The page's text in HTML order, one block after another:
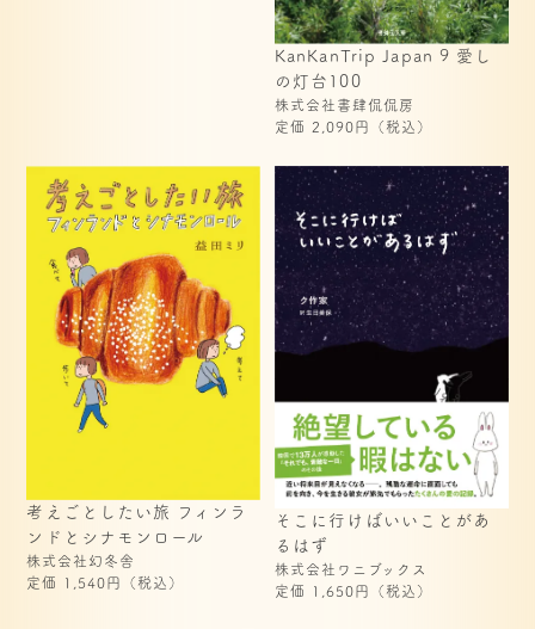
KanKanTrip Japan 9 愛し
の灯台100
株式会社書肆侃侃房
定価 2,090円（税込）
考えごとしたい旅 フィンラ
ンドとシナモンロール
株式会社幻冬舎
定価 1,540円（税込）
そこに行けばいいことがあ
るはず
株式会社ワニブックス
定価 1,650円（税込）